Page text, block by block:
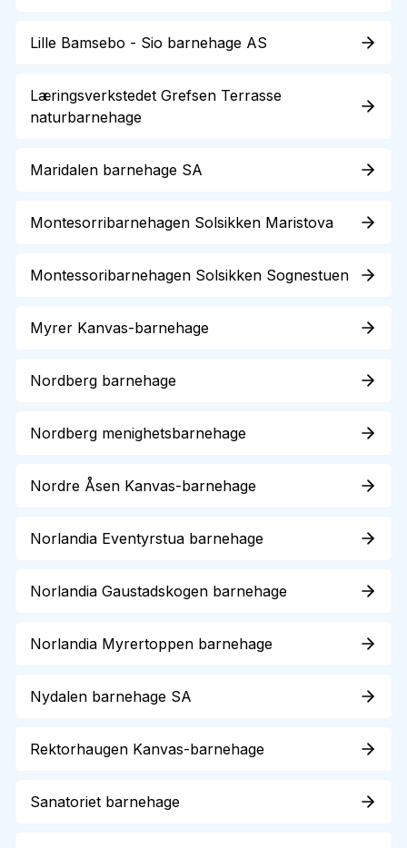
Lille Bamsebo - Sio barnehage AS
Læringsverkstedet Grefsen Terrasse
naturbarnehage
Maridalen barnehage SA
Montesorribarnehagen Solsikken Maristova
Montessoribarnehagen Solsikken Sognestuen
Myrer Kanvas-barnehage
Nordberg barnehage
Nordberg menighetsbarnehage
Nordre Åsen Kanvas-barnehage
Norlandia Eventyrstua barnehage
Norlandia Gaustadskogen barnehage
Norlandia Myrertoppen barnehage
Nydalen barnehage SA
Rektorhaugen Kanvas-barnehage
Sanatoriet barnehage